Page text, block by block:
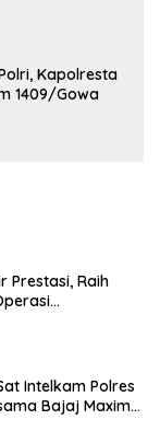
Kapolresta
1409/Gowa
Prestasi, Raih
Intelkam Polres
Bajaj Maxim